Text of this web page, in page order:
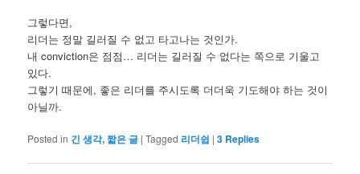
그렇다면,
리더는 정말 길러질 수 없고 타고나는 것인가.
내 conviction은 점점… 리더는 길러질 수 없다는 쪽으로 기울고
있다.
그렇기 때문에, 좋은 리더를 주시도록 더더욱 기도해야 하는 것이
아닐까.
Posted in 긴 생각, 짧은 글 |Tagged 리더쉽 |3 Replies